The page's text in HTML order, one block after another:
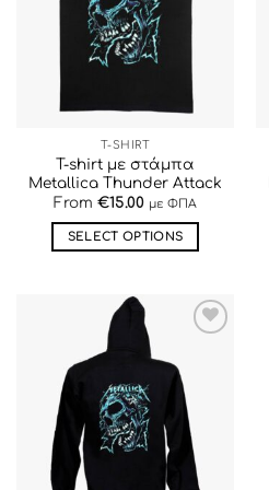
ΕΠΙΘΥΜΙΏΝ
T-SHIRT
T-shirt με στάμπα
Metallica Thunder Attack
From €15.00 με ΦΠΑ
SELECT OPTIONS
προϊόν
έχει
πολλαπλές
παραλλαγές.
Οι
επιλογές
μπορούν
ΠΡΟΣΘΉΚΗ
ΣΤΗΝ ΛΊΣΤΑ
ΕΠΙΘΥΜΙΏΝ